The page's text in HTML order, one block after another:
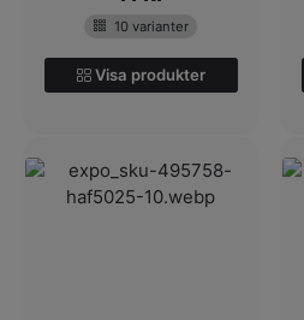
10 varianter
Visa produkter